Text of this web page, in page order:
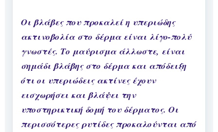
Οι βλάβες που προκαλεί η υπεριώδης
ακτινοβολία στο δέρμα είναι λίγο-πολύ
γνωστές. Το μαύρισμα άλλωστε, είναι
σημάδι βλάβης στο δέρμα και απόδειξη
ότι οι υπεριώδεις ακτίνες έχουν
εισχωρήσει και βλάψει την
υποστηρικτική δομή του δέρματος. Οι
περισσότερες ρυτίδες προκαλούνται από